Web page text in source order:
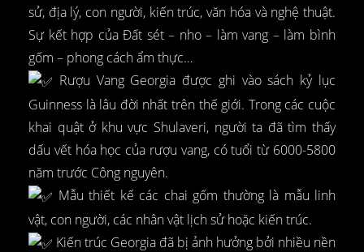
sử, địa lý, con người, kiến trúc, văn hóa và nghệ thuật.
Sự kết hợp của Đất sét – nho – làm vang – làm bình
gốm – phong cách ẩm thực…
Rượu Vang Georgia được ghi vào sách kỷ lục
Guinness là lâu đời nhất trên thế giới. Trong các cuộc
khai quật ở khu vực Shulaveri, người ta đã tìm thấy
dấu vết hóa học của rượu vang, có tuổi từ 6000-5800
năm trước Công nguyên.
Mẫu thiết kế các chai gốm thường là mẫu linh
vật, con người, các nhân vật lịch sử hoặc kiến trúc.
Kiến trúc Georgia đã bị ảnh hưởng bởi nhiều nền